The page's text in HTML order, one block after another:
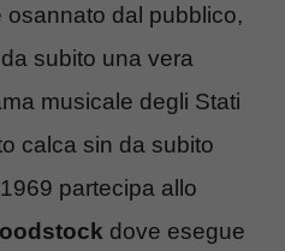
osannato dal pubblico,
subito una vera
musicale degli Stati
calca sin da subito
partecipa allo
dove esegue